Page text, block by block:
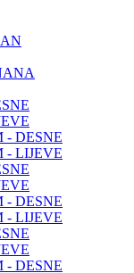
- DESNE
- LIJEVE
- DESNE
- LIJEVE
- DESNE